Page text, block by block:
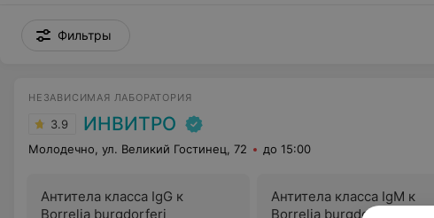
Фильтры
НЕЗАВИСИМАЯ ЛАБОРАТОРИЯ
3.9 ИНВИТРО
Молодечно, ул. Великий Гостинец, 72 до 15:00
Антитела класса IgG к
Borrelia burgdorferi
Антитела класса IgM к
Borrelia burgdorferi